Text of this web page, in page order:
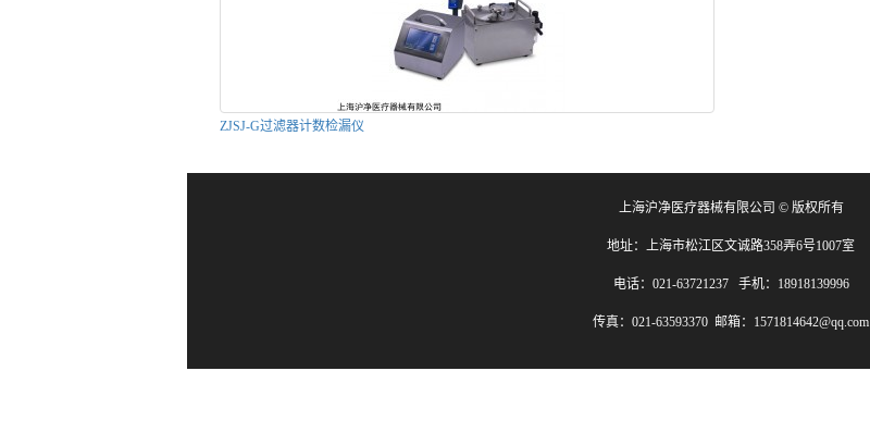
ZJSJ-G过滤器计数检漏仪
上海沪净医疗器械有限公司 © 版权所有
地址：上海市松江区文诚路358弄6号1007室
电话：021-63721237 手机：18918139996
传真：021-63593370 邮箱：1571814642@qq.com